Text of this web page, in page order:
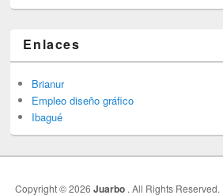
Enlaces
Brianur
Empleo diseño gráfico
Ibagué
Copyright © 2026Juarbo . All Rights Reserved.